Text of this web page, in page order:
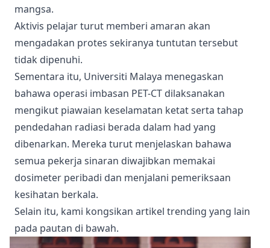
mangsa.
Aktivis pelajar turut memberi amaran akan
mengadakan protes sekiranya tuntutan tersebut
tidak dipenuhi.
Sementara itu, Universiti Malaya menegaskan
bahawa operasi imbasan PET-CT dilaksanakan
mengikut piawaian keselamatan ketat serta tahap
pendedahan radiasi berada dalam had yang
dibenarkan. Mereka turut menjelaskan bahawa
semua pekerja sinaran diwajibkan memakai
dosimeter peribadi dan menjalani pemeriksaan
kesihatan berkala.
Selain itu, kami kongsikan artikel trending yang lain
pada pautan di bawah.